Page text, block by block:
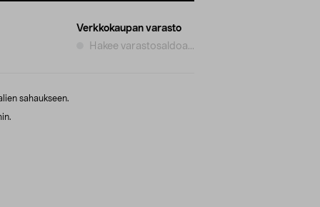
Verkkokaupan varasto
Hakee varastosaldoa...
sahaukseen.